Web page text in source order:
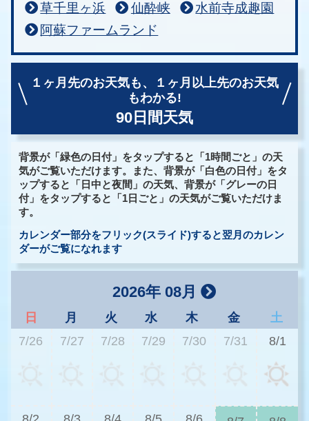
草千里ヶ浜
仙酔峡
水前寺成趣園
阿蘇ファームランド
１ヶ月先のお天気も、
１ヶ月以上先のお天気
もわかる!
90日間天気
背景が「緑色の日付」をタップすると「1時間ごと」の天
気がご覧いただけます。また、背景が「白色の日付」をタ
ップすると「日中と夜間」の天気、背景が「グレーの日
付」をタップすると「1日ごと」の天気がご覧いただけま
す。
カレンダー部分をフリック(スライド)すると翌月のカレン
ダーがご覧になれます
2026年 08月
日 月 火 水 木 金
土
7/26
7/27 7/28 7/29 7/30 7/31 8/1